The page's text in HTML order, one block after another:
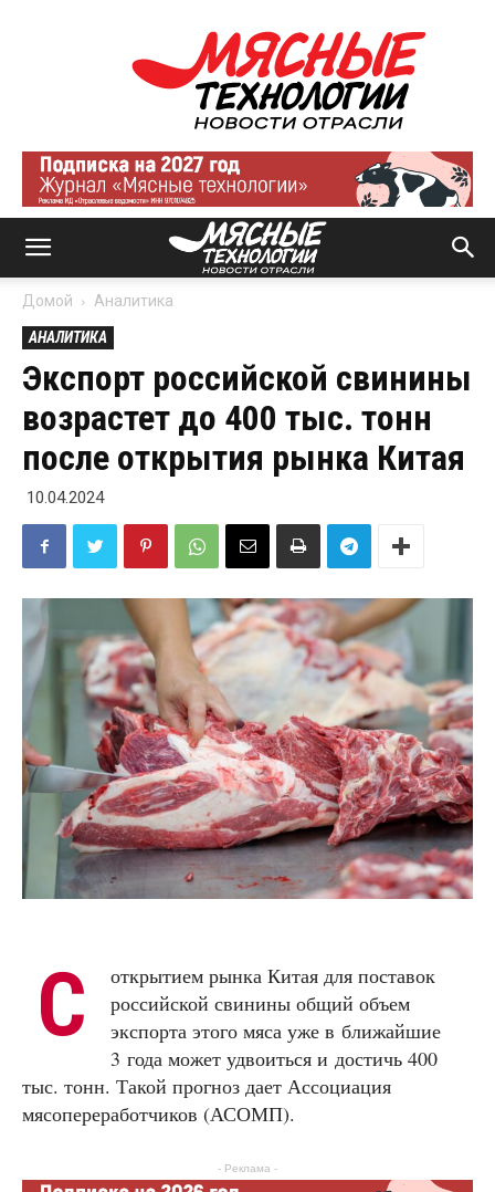
Мясные
технологии
|
Новости
отрасли
Домой Аналитика
АНАЛИТИКА
Экспорт российской свинины
возрастет до 400 тыс. тонн
после открытия рынка Китая
10.04.2024
С
открытием рынка Китая для поставок
российской свинины общий объем
экспорта этого мяса уже в ближайшие
3 года может удвоиться и достичь 400
тыс. тонн. Такой прогноз дает Ассоциация
мясопереработчиков (АСОМП).
- Реклама -